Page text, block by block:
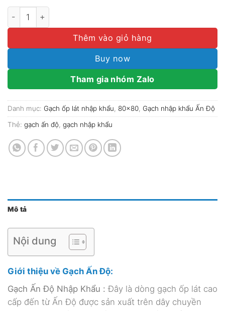
GẠCH NHẬP KHẨU ẤN ĐỘ 80X80 MÃ BOTTOCHINO
Thêm vào giỏ hàng
Buy now
Tham gia nhóm Zalo
Danh mục: Gạch ốp lát nhập khẩu 80x80 Gạch nhập khẩu Ấn Độ
Thẻ: gạch ấn độ gạch nhập khẩu
Mô tả
Nội dung
Giới thiệu về Gạch Ấn Độ:
Gạch Ấn Độ Nhập Khẩu : Đây là dòng gạch ốp lát cao
cấp đến từ Ấn Độ được sản xuất trên dây chuyền